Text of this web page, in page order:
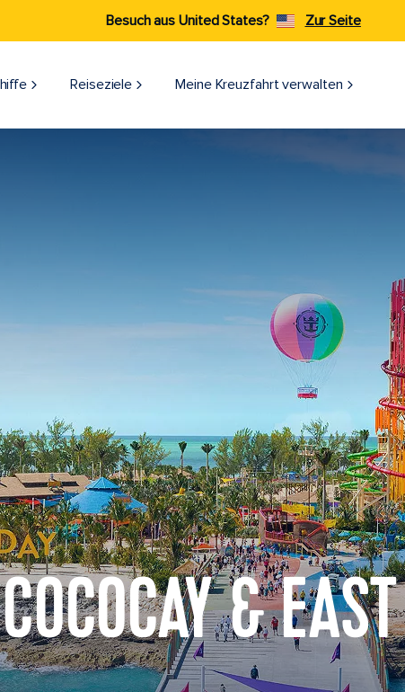
Besuch aus United States? Zur Seite
Reiseziele​ Meine Kreuzfahrt verwalten
&